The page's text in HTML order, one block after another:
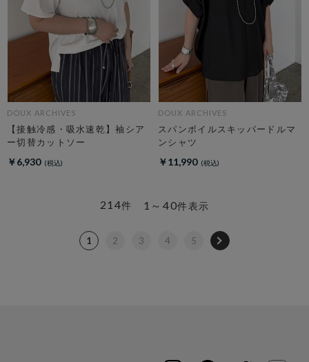
DOUX ARCHIVES
【接触冷感・吸水速乾】袖シア
ー切替カットソー
￥6,930
DOUX ARCHIVES
スパンボイルスキッパードルマ
ンシャツ
￥11,990
1～40件表示
214件
1 2 3 4 5